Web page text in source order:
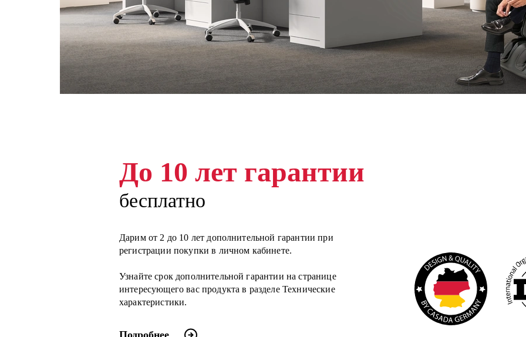
До 10 лет гарантии
бесплатно
Дарим от 2 до 10 лет дополнительной гарантии при
регистрации покупки в личном кабинете.
Узнайте срок дополнительной гарантии на странице
интересующего вас продукта в разделе Технические
характеристики.
Подробнее